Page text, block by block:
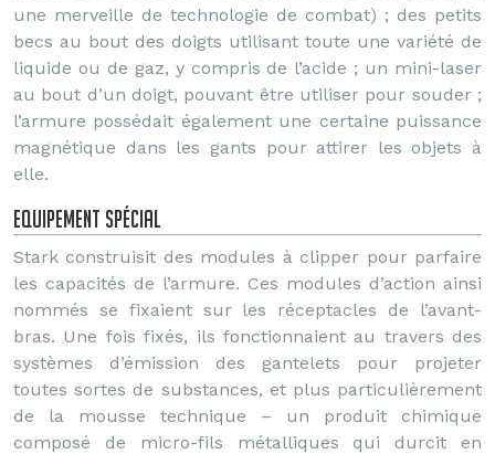
une merveille de technologie de combat) ; des petits
becs au bout des doigts utilisant toute une variété de
liquide ou de gaz, y compris de l’acide ; un mini-laser
au bout d’un doigt, pouvant être utiliser pour souder ;
l’armure possédait également une certaine puissance
magnétique dans les gants pour attirer les objets à
elle.
Equipement spécial
Stark construisit des modules à clipper pour parfaire
les capacités de l’armure. Ces modules d’action ainsi
nommés se fixaient sur les réceptacles de l’avant-
bras. Une fois fixés, ils fonctionnaient au travers des
systèmes d’émission des gantelets pour projeter
toutes sortes de substances, et plus particulièrement
de la mousse technique – un produit chimique
composé de micro-fils métalliques qui durcit en